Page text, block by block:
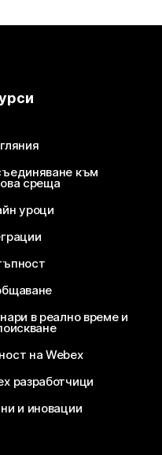
към
среща
уроци
в реално време и
на Webex
разработчици
и иновации